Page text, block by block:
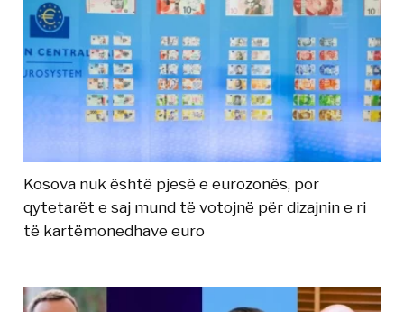
Kosova nuk është pjesë e eurozonës, por
qytetarët e saj mund të votojnë për dizajnin e ri
të kartëmonedhave euro